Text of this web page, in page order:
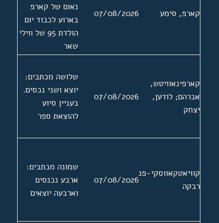
קארפ, סימע 07/08/2026
נאום של קארפ
בארוע לכבוד יום
הולדת 95 של ווילי
שאר
קארפינאוויטש,
אברהם; לודען,
יצחק
07/08/2026
שלושה מכתבים:
יוצא ושני נכסים.
בעניין סיוע
להוצאת ספר
קוויאטקאווסקי-פנסחיק,
רבקה
07/08/2026
שמונה מכתבים:
ארבע נכנסים
וארבעה יוצאים